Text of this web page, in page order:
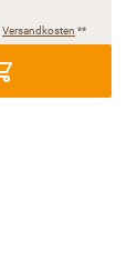
Versandkosten **